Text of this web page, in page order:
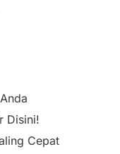
Disini!
Cepat